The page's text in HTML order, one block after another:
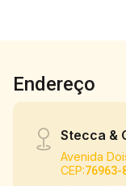
Endereço
Stecca &
Avenida
CEP:76963-